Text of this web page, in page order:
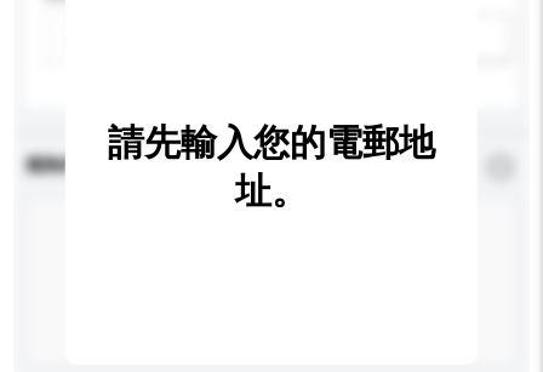
查詢內容 * 必須填寫
請先輸入您的電郵地
址。